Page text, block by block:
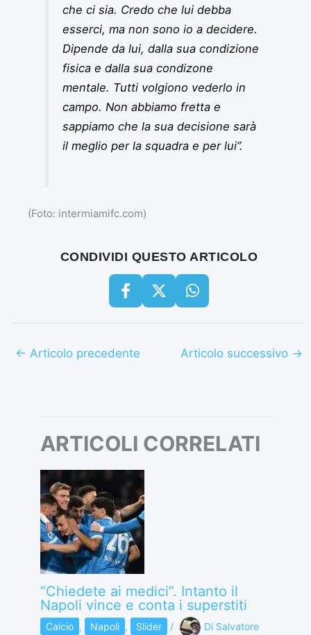
che ci sia. Credo che lui debba
esserci, ma non sono io a decidere.
Dipende da lui, dalla sua condizione
fisica e dalla sua condizone
mentale. Tutti volgiono vederlo in
campo. Non abbiamo fretta e
sappiamo che la sua decisione sarà
il meglio per la squadra e per lui”.
(Foto: intermiamifc.com)
CONDIVIDI QUESTO ARTICOLO
← Articolo precedente Articolo successivo →
ARTICOLI CORRELATI
“Chiedete ai medici”. Intanto il
Napoli vince e conta i superstiti
Calcio , Napoli , Slider / Di Salvatore